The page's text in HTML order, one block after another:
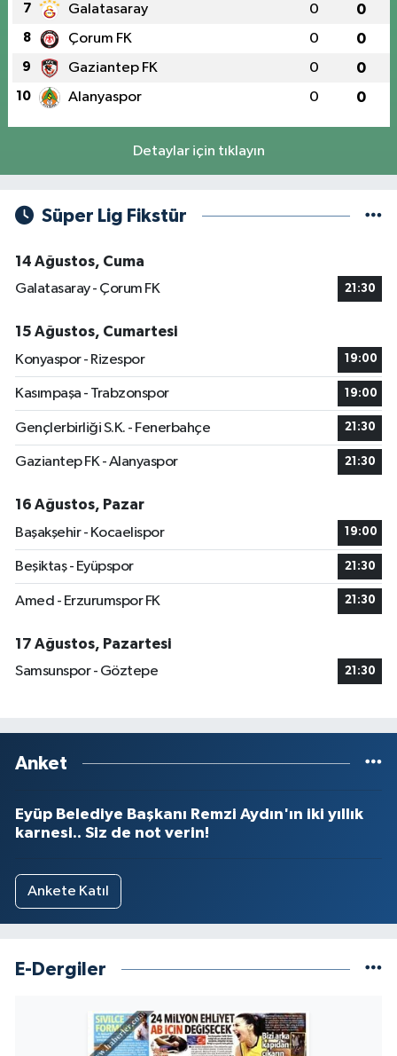
7 Galatasaray 0 0
8 Çorum FK 0 0
9 Gaziantep FK 0 0
10 Alanyaspor 0 0
Detaylar için tıklayın
Süper Lig Fikstür
14 Ağustos, Cuma
Galatasaray - Çorum FK
21:30
15 Ağustos, Cumartesi
Konyaspor - Rizespor
19:00
Kasımpaşa - Trabzonspor 19:00
Gençlerbirliği S.K. - Fenerbahçe 21:30
Gaziantep FK - Alanyaspor 21:30
16 Ağustos, Pazar
Başakşehir - Kocaelispor
19:00
Beşiktaş - Eyüpspor 21:30
Amed - Erzurumspor FK 21:30
17 Ağustos, Pazartesi
Samsunspor - Göztepe
21:30
Anket
Eyüp Belediye Başkanı Remzi Aydın'ın iki yıllık
karnesi.. Siz de not verin!
Ankete Katıl
E-Dergiler